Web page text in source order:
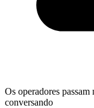
Os operadores
conversando